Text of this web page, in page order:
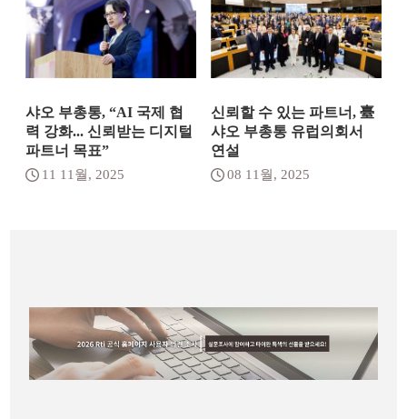
샤오 부총통, “AI 국제 협
력 강화... 신뢰받는 디지털
파트너 목표”
11 11월, 2025
신뢰할 수 있는 파트너, 臺
샤오 부총통 유럽의회서
연설
08 11월, 2025